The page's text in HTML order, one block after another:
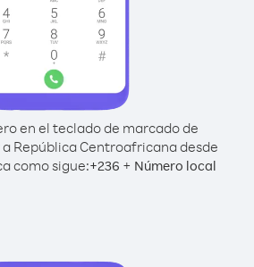
en el teclado de marcado de
República Centroafricana desde
como sigue:+236 + Número local